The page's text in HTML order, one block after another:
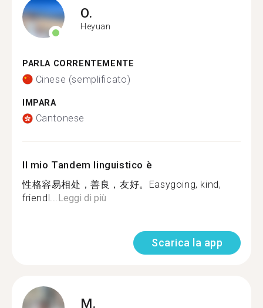
O.
Heyuan
PARLA CORRENTEMENTE
Cinese (semplificato)
IMPARA
Cantonese
Il mio Tandem linguistico è
性格容易相处，善良，友好。Easygoing, kind,
friendl...Leggi di più
Scarica la app
M.